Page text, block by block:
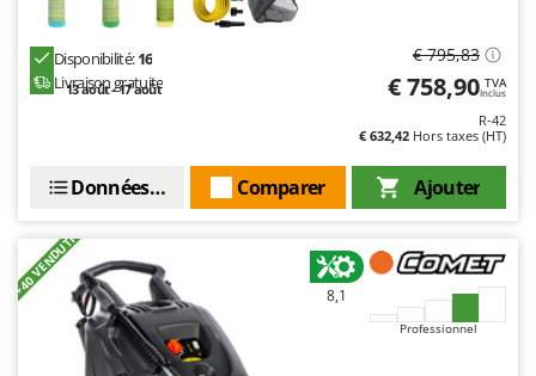
W
Waldner
Weber
Wolf Garten
Worx
Yard Force
Disponibilité:16
Livraison gratuite
13 août - 17 août
€ 795,83
€ 758,90 TVA
Inclus
R-42
€ 632,42 Hors taxes (HT)
Ajouter
Comparer
Données techniques
+40 VENDUTI 8,1
Professionnel